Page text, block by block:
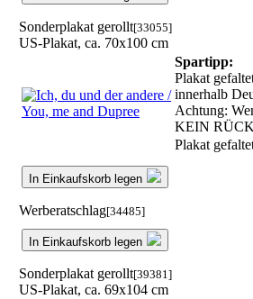
Sonderplakat gerollt[33055]
US-Plakat, ca. 70x100 cm
Spartipp:
Plakat
innerhalb
Achtung:
KEIN
Plakat
In Einkaufskorb legen
Werberatschlag[34485]
In Einkaufskorb legen
Sonderplakat gerollt[39381]
US-Plakat, ca. 69x104 cm